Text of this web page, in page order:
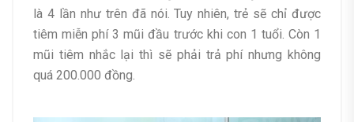
là 4 lần như trên đã nói. Tuy nhiên, trẻ sẽ chỉ được
tiêm miễn phí 3 mũi đầu trước khi con 1 tuổi. Còn 1
mũi tiêm nhắc lại thì sẽ phải trả phí nhưng không
quá 200.000 đồng.